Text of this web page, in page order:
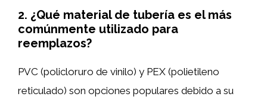
2. ¿Qué material de tubería es el más
comúnmente utilizado para
reemplazos?
PVC (policloruro de vinilo) y PEX (polietileno
reticulado) son opciones populares debido a su